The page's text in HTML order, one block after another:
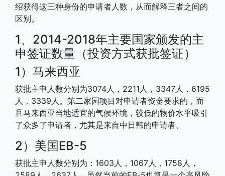
绍获得这三种身份的申请者人数，从而解释三者之间的
区别。
1、2014-2018年主要国家颁发的主
申签证数量（投资方式获批签证）
1）马来西亚
获批主申人数分别为3074人，2211人，3347人，6195
人，3339人。第二家园项目对申请者资金要求的，而
且马来西亚当地适宜的气候环境，较低的物价水平吸引
了众多了申请者，尤其是来自中日韩的申请者。
2）美国EB-5
获批主申人数分别为：1603人，1067人，1758人，